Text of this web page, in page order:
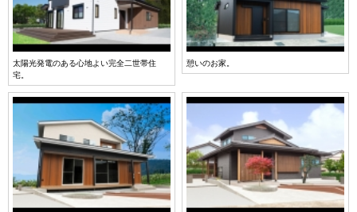
太陽光発電のある心地よい完全二世帯住
宅。
憩いのお家。